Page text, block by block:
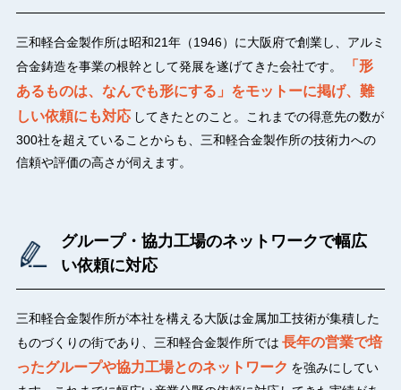
三和軽合金製作所は昭和21年（1946）に大阪府で創業し、アルミ
合金鋳造を事業の根幹として発展を遂げてきた会社です。
「形
あるものは、なんでも形にする」をモットーに掲げ、難
しい依頼にも対応 してきたとのこと。これまでの得意先の数が
300社を超えていることからも、三和軽合金製作所の技術力への
信頼や評価の高さが伺えます。
グループ・協力工場のネットワークで幅広
い依頼に対応
三和軽合金製作所が本社を構える大阪は金属加工技術が集積した
ものづくりの街であり、三和軽合金製作所では 長年の営業で培
ったグループや協力工場とのネットワーク を強みにしてい